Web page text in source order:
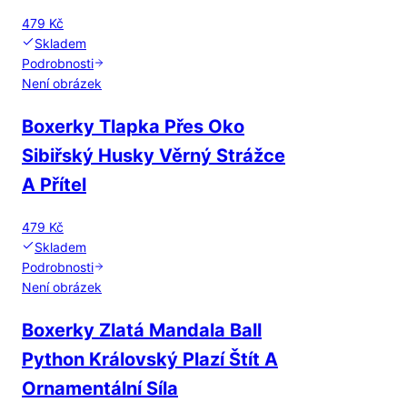
479 Kč
Skladem
Podrobnosti
Není obrázek
Boxerky Tlapka Přes Oko
Sibiřský Husky Věrný Strážce
A Přítel
479 Kč
Skladem
Podrobnosti
Není obrázek
Boxerky Zlatá Mandala Ball
Python Královský Plazí Štít A
Ornamentální Síla